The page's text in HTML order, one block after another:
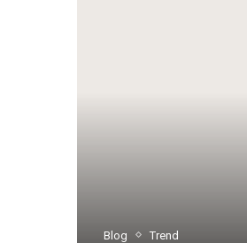
Blog Trend